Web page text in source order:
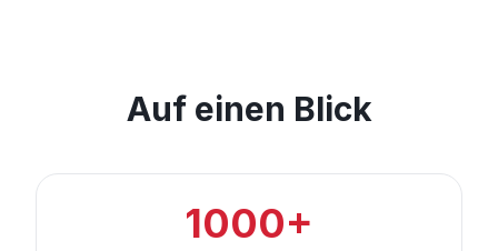
Auf einen Blick
1000+